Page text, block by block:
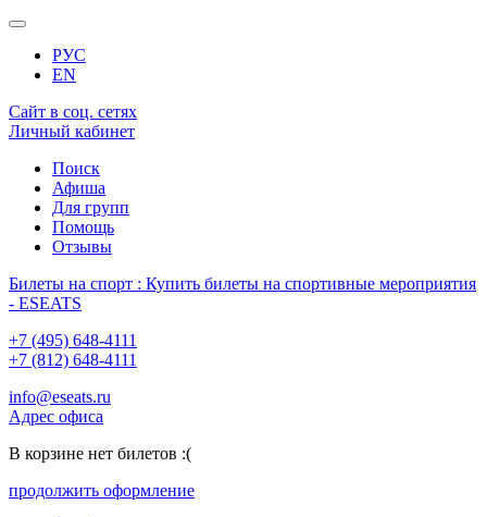
РУС
EN
Сайт в соц. сетях
Личный кабинет
Поиск
Афиша
Для групп
Помощь
Отзывы
Билеты на спорт : Купить билеты на спортивные мероприятия
- ESEATS
+7 (495) 648-4111
+7 (812) 648-4111
info@eseats.ru
Адрес офиса
В корзине нет билетов :(
продолжить оформление